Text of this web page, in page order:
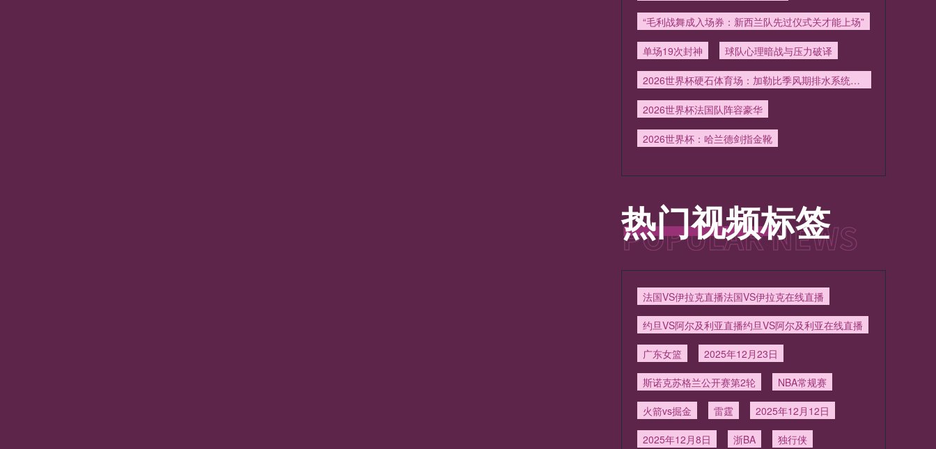
“毛利战舞成入场券：新西兰队先过仪式关才能上场”
单场19次封神 球队心理暗战与压力破译
2026世界杯硬石体育场：加勒比季风期排水系统实战检验
2026世界杯法国队阵容豪华
2026世界杯：哈兰德剑指金靴
热门视频标签
法国VS伊拉克直播法国VS伊拉克在线直播
约旦VS阿尔及利亚直播约旦VS阿尔及利亚在线直播
广东女篮 2025年12月23日
斯诺克苏格兰公开赛第2轮 NBA常规赛
火箭vs掘金 雷霆 2025年12月12日
2025年12月8日 浙BA 独行侠